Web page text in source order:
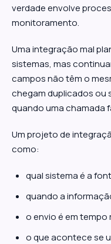
verdade envolve
monitoramento.
Uma integração mal
sistemas, mas
campos não têm o
chegam duplicados ou
quando uma chamada
Um projeto de
como:
qual sistema é a
quando a
o envio é em tempo
o que acontece se